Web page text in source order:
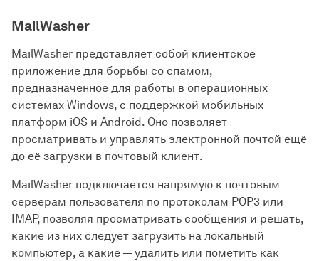
MailWasher
MailWasher представляет собой клиентское
приложение для борьбы со спамом,
предназначенное для работы в операционных
системах Windows, с поддержкой мобильных
платформ iOS и Android. Оно позволяет
просматривать и управлять электронной почтой ещё
до её загрузки в почтовый клиент.
MailWasher подключается напрямую к почтовым
серверам пользователя по протоколам POP3 или
IMAP, позволяя просматривать сообщения и решать,
какие из них следует загрузить на локальный
компьютер, а какие — удалить или пометить как